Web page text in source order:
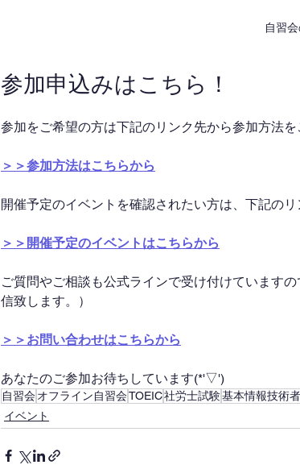
自習
参加申込みはこちら！
参加をご希望の方は下記のリンク先から参加方法を
＞＞参加方法はこちらから
開催予定のイベントを確認されたい方は、下記のリ
＞＞開催予定のイベントはこちらから
ご質問やご相談も公式ラインで受け付けています
信致します。）
＞＞お問い合わせはこちらから
あなたのご参加お待ちしています(*'▽')
自習会オフライン自習会TOEIC社労士試験基本情報技術
イベント